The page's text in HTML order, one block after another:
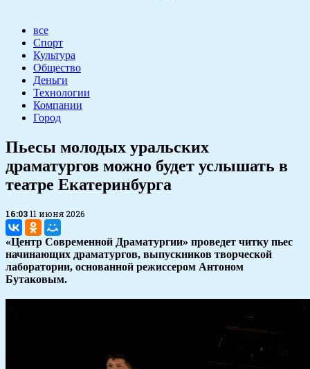
все
Спорт
Культура
Общество
Деньги
Технологии
Компании
Город
​Пьесы молодых уральских
драматургов можно будет услышать в
театре Екатеринбурга
16:0311 июня 2026
«Центр Современной Драматургии» проведет читку пьес
начинающих драматургов, выпускников творческой
лаборатории, основанной режиссером Антоном
Бутаковым.